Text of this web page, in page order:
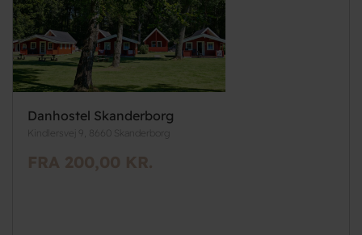
Danhostel Skanderborg
Kindlersvej 9, 8660 Skanderborg
FRA 200,00 KR.